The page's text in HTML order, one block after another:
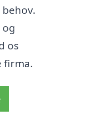
os
firma.